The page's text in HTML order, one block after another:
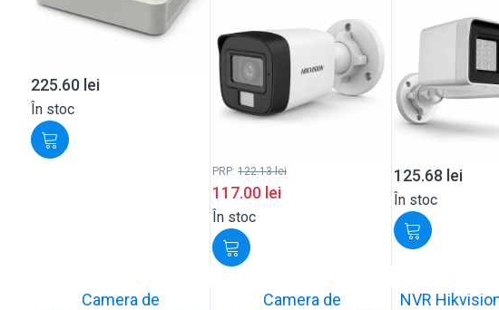
225.60 lei
În stoc
PRP: 122.13lei
117.00 lei
În stoc
125.68 lei
În stoc
Camera de
Camera de
NVR